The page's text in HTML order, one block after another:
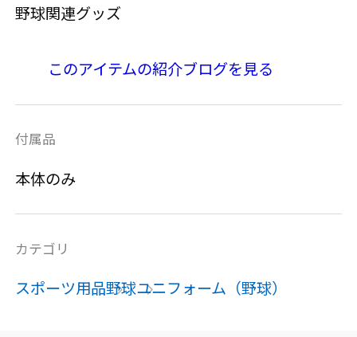
野球関連グッズ
このアイテムの紹介ブログを見る
付属品
本体のみ
カテゴリ
スポーツ用品野球ユニフォーム（野球）